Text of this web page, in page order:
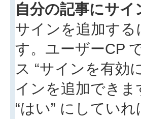
自分の記事にサ
サインを追加す
す。ユーザーCP
ス “サインを有効
インを追加できま
“はい” にしてい